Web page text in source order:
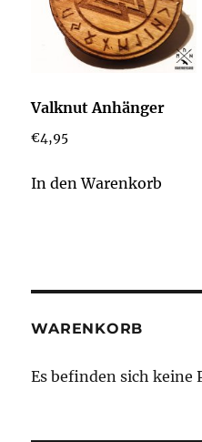
Valknut Anhänger
€4,95
In den Warenkorb
WARENKORB
Es befinden sich keine